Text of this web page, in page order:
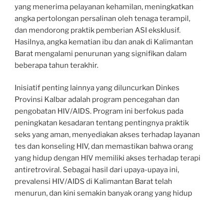
yang menerima pelayanan kehamilan, meningkatkan
angka pertolongan persalinan oleh tenaga terampil,
dan mendorong praktik pemberian ASI eksklusif.
Hasilnya, angka kematian ibu dan anak di Kalimantan
Barat mengalami penurunan yang signifikan dalam
beberapa tahun terakhir.
Inisiatif penting lainnya yang diluncurkan Dinkes
Provinsi Kalbar adalah program pencegahan dan
pengobatan HIV/AIDS. Program ini berfokus pada
peningkatan kesadaran tentang pentingnya praktik
seks yang aman, menyediakan akses terhadap layanan
tes dan konseling HIV, dan memastikan bahwa orang
yang hidup dengan HIV memiliki akses terhadap terapi
antiretroviral. Sebagai hasil dari upaya-upaya ini,
prevalensi HIV/AIDS di Kalimantan Barat telah
menurun, dan kini semakin banyak orang yang hidup